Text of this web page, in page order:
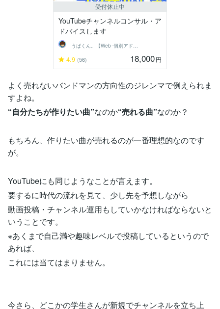
受付休止中
YouTubeチャンネルコンサル・ア
ドバイスします
うぱくん。【Web･個別アドバイス系】
4.9 (56) 18,000円
よく売れないバンドマンの方向性のジレンマで例えられま
すよね。
“自分たちが作りたい曲”なのか“売れる曲”なのか？
もちろん、作りたい曲が売れるのが一番理想的なのです
が。
YouTubeにも同じようなことが言えます。
要するに時代の流れを見て、少し先を予想しながら
動画投稿・チャンネル運用もしていかなければならないと
いうことです。
※あくまで自己満や趣味レベルで投稿しているというので
あれば、
これには当てはまりません。
今さら、どこかの学生さんが新規でチャンネルを立ち上